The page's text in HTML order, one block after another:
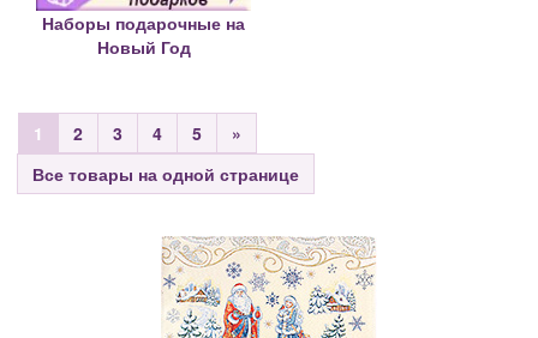
Наборы подарочные на
Новый Год
1 2 3 4 5
»
Все товары на одной странице